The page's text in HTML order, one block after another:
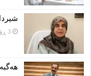
3 ڕۆژ لەمەوبەر